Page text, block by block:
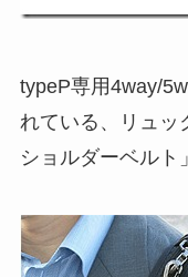
typeP専用4way/
れている、リュッ
ショルダーベルト